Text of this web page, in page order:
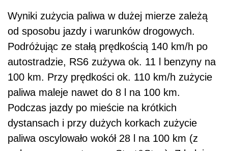
Wyniki zużycia paliwa w dużej mierze zależą
od sposobu jazdy i warunków drogowych.
Podróżując ze stałą prędkością 140 km/h po
autostradzie, RS6 zużywa ok. 11 l benzyny na
100 km. Przy prędkości ok. 110 km/h zużycie
paliwa maleje nawet do 8 l na 100 km.
Podczas jazdy po mieście na krótkich
dystansach i przy dużych korkach zużycie
paliwa oscylowało wokół 28 l na 100 km (z